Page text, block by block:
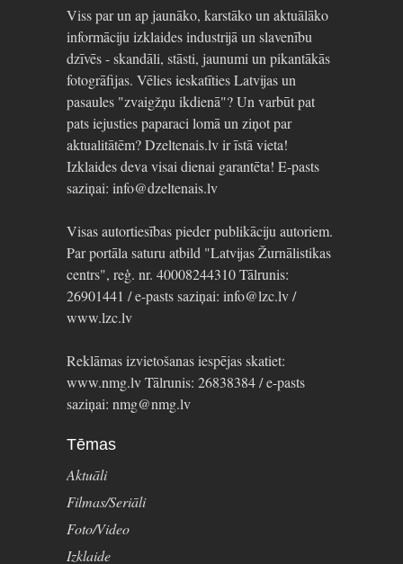
Viss par un ap jaunāko, karstāko un aktuālāko
informāciju izklaides industrijā un slavenību
dzīvēs - skandāli, stāsti, jaunumi un pikantākās
fotogrāfijas. Vēlies ieskatīties Latvijas un
pasaules "zvaigžņu ikdienā"? Un varbūt pat
pats iejusties paparaci lomā un ziņot par
aktualitātēm? Dzeltenais.lv ir īstā vieta!
Izklaides deva visai dienai garantēta! E-pasts
saziņai: info@dzeltenais.lv
Visas autortiesības pieder publikāciju autoriem.
Par portāla saturu atbild "Latvijas Žurnālistikas
centrs", reģ. nr. 40008244310 Tālrunis:
26901441 / e-pasts saziņai: info@lzc.lv /
www.lzc.lv
Reklāmas izvietošanas iespējas skatiet:
www.nmg.lv Tālrunis: 26838384 / e-pasts
saziņai: nmg@nmg.lv
Tēmas
Aktuāli
Filmas/Seriāli
Foto/Video
Izklaide